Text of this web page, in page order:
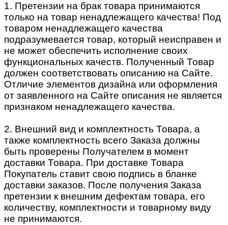
1. Претензии на брак товара принимаются
только на товар ненадлежащего качества! Под
товаром ненадлежащего качества
подразумевается товар, который неисправен и
не может обеспечить исполнение своих
функциональных качеств. Полученный Товар
должен соответствовать описанию на Сайте.
Отличие элементов дизайна или оформления
от заявленного на Сайте описания не является
признаком ненадлежащего качества.
2. Внешний вид и комплектность Товара, а
также комплектность всего Заказа должны
быть проверены Получателем в момент
доставки Товара. При доставке Товара
Покупатель ставит свою подпись в бланке
доставки заказов. После получения Заказа
претензии к внешним дефектам товара, его
количеству, комплектности и товарному виду
не принимаются.